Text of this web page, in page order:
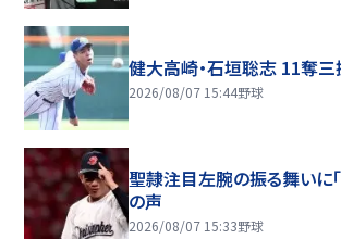
健大高崎・石垣聡志 11奪
2026/08/07 15:44野球
聖隷注目左腕の振る舞いに「
の声
2026/08/07 15:33野球